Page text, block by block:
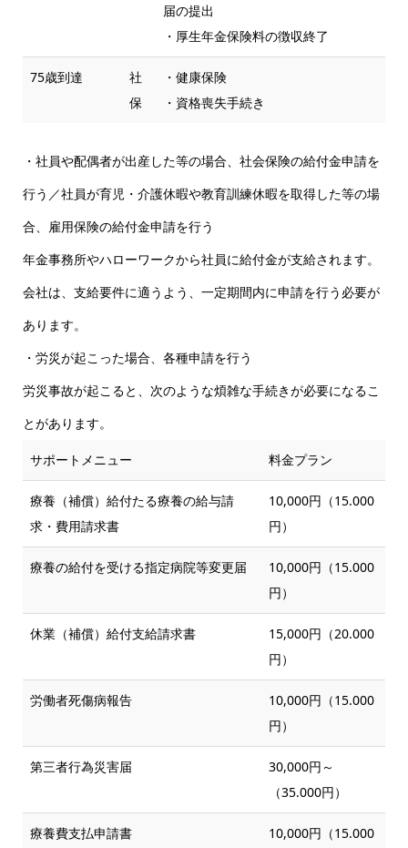
届の提出
・厚生年金保険料の徴収終了
75歳到達
社
保
・健康保険
・資格喪失手続き
・社員や配偶者が出産した等の場合、社会保険の給付金申請を
行う／社員が育児・介護休暇や教育訓練休暇を取得した等の場
合、雇用保険の給付金申請を行う
年金事務所やハローワークから社員に給付金が支給されます。
会社は、支給要件に適うよう、一定期間内に申請を行う必要が
あります。
・労災が起こった場合、各種申請を行う
労災事故が起こると、次のような煩雑な手続きが必要になるこ
とがあります。
サポートメニュー 料金プラン
療養（補償）給付たる療養の給与請
求・費用請求書
10,000円（15.000
円）
療養の給付を受ける指定病院等変更届
10,000円（15.000
円）
休業（補償）給付支給請求書
15,000円（20.000
円）
労働者死傷病報告
10,000円（15.000
円）
第三者行為災害届
30,000円～
（35.000円）
療養費支払申請書
10,000円（15.000